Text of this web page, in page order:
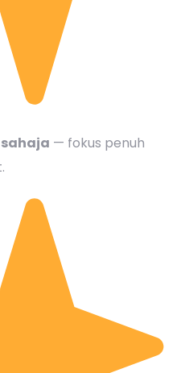
— fokus penuh